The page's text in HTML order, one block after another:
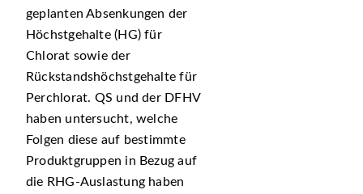
geplanten Absenkungen der
Höchstgehalte (HG) für
Chlorat sowie der
Rückstandshöchstgehalte für
Perchlorat. QS und der DFHV
haben untersucht, welche
Folgen diese auf bestimmte
Produktgruppen in Bezug auf
die RHG-Auslastung haben